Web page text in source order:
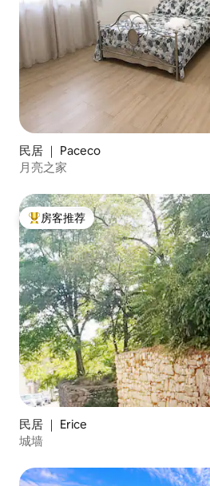
民居 ｜ Paceco
月亮之家
热门「房客推荐」
房客推荐
民居 ｜ Erice
城墙